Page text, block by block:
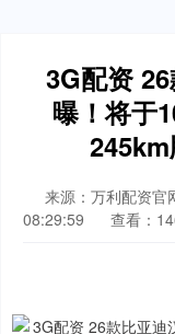
3G配资
曝！将于
来源：万利配资官
08:29:59
查看：